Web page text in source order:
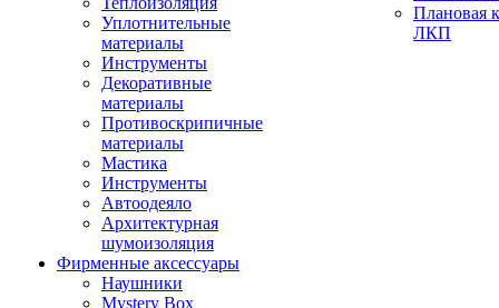
Уплотнительные
материалы
Инструменты
Декоративные
материалы
Противоскрипичные
материалы
Мастика
Инструменты
Автоодеяло
Архитектурная
шумоизоляция
Фирменные аксессуары
Наушники
Mystery Box
Плановая
ЛКП